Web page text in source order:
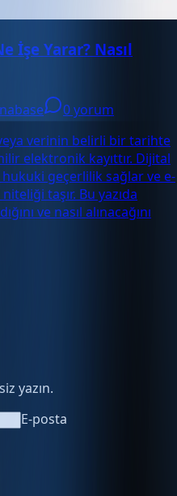
İşe Yarar? Nasıl
0 yorum
verinin belirli bir tarihte
elektronik kayıttır. Dijital
geçerlilik sağlar ve e-
taşır. Bu yazıda
ve nasıl alınacağını
yazın.
E-posta